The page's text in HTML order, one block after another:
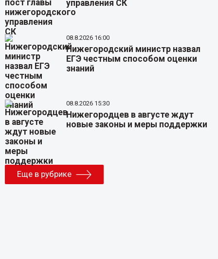
управления СК
08.8.2026 16:00
Нижегородский министр назвал
ЕГЭ честным способом оценки
знаний
08.8.2026 15:30
Нижегородцев в августе ждут
новые законы и меры поддержки
Еще в рубрике